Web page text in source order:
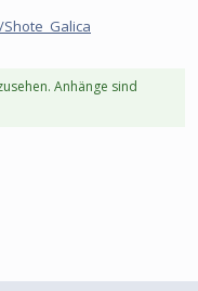
Anhänge sind